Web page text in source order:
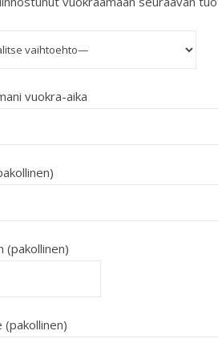
vuokra-aika
(pakollinen)
(pakollinen)